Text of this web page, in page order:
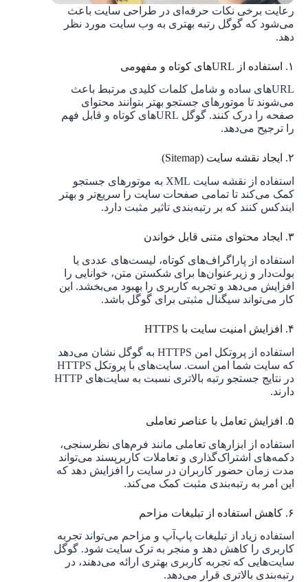
رعایت برخی نکات حرفه‌ای در طراحی سایت باعث
می‌شود که گوگل رتبه بهتری به وب سایت مورد نظر
دهد.
۱. استفاده از URL‌های کوتاه و مفهومی
URL‌های ساده و شامل کلمات کلیدی مرتبط باعث
می‌شوند تا موتورهای جستجو بهتر بتوانند محتوای
صفحه را درک کنند. گوگل URL‌های کوتاه و قابل فهم
را ترجیح می‌دهد.
۲. ایجاد نقشه سایت (Sitemap)
استفاده از نقشه سایت XML به موتورهای جستجو
کمک می‌کند تا تمامی صفحات سایت را سریع‌تر و بهتر
ایندکس کنند که بر رتبه‌بندی تاثیر مثبت دارد.
۳. ایجاد محتوای متنی قابل خواندن
استفاده از پاراگراف‌های کوتاه، لیست‌های عددی یا
بولت‌دار و زیرعنوان‌ها برای شکستن متن، خوانایی را
افزایش می‌دهد و تجربه کاربری را بهبود می‌بخشد. این
کار می‌تواند سیگنال مثبتی برای گوگل باشد.
۴. افزایش امنیت سایت با HTTPS
استفاده از پروتکل امن HTTPS به گوگل نشان می‌دهد
که سایت شما امن است. سایت‌های با پروتکل HTTPS
در نتایج جستجو رتبه بالاتری نسبت به سایت‌های HTTP
دارند.
۵. افزایش تعامل با عناصر تعاملی
استفاده از ابزارهای تعاملی مانند فرم‌های نظرسنجی،
دکمه‌های اشتراک‌گذاری و تعاملات کاربرپسند می‌تواند
مدت زمان حضور کاربران در سایت را افزایش دهد که
این امر به رتبه‌بندی مثبت کمک می‌کند.
۶. کاهش استفاده از تبلیغات مزاحم
استفاده زیاد از تبلیغات پاپ‌آپ و مزاحم می‌تواند تجربه
کاربری را کاهش دهد و منجر به ترک سایت شود. گوگل
سایت‌هایی که تجربه کاربری بهتری ارائه می‌دهند، در
رتبه‌بندی بالاتری قرار می‌دهد.